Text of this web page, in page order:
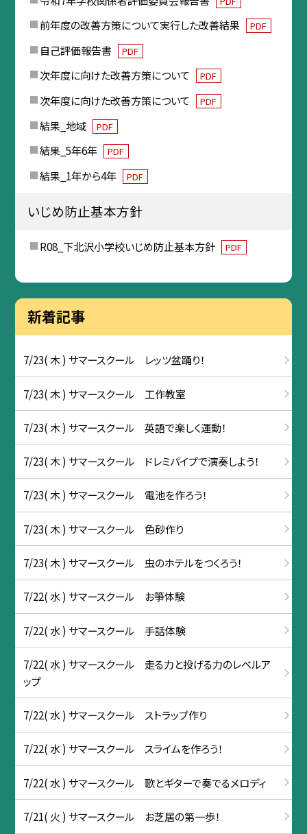
前年度の改善方策について実行した改善結果 PDF
自己評価報告書 PDF
次年度に向けた改善方策について PDF
次年度に向けた改善方策について PDF
結果_地域 PDF
結果_5年6年 PDF
結果_1年から4年 PDF
いじめ防止基本方針
R08_下北沢小学校いじめ防止基本方針 PDF
新着記事
7/23( 木 ) サマースクール レッツ盆踊り！
7/23( 木 ) サマースクール 工作教室
7/23( 木 ) サマースクール 英語で楽しく運動！
7/23( 木 ) サマースクール ドレミパイプで演奏しよう！
7/23( 木 ) サマースクール 電池を作ろう！
7/23( 木 ) サマースクール 色砂作り
7/23( 木 ) サマースクール 虫のホテルをつくろう！
7/22( 水 ) サマースクール お箏体験
7/22( 水 ) サマースクール 手話体験
7/22( 水 ) サマースクール 走る力と投げる力のレベルア
ップ
7/22( 水 ) サマースクール ストラップ作り
7/22( 水 ) サマースクール スライムを作ろう！
7/22( 水 ) サマースクール 歌とギターで奏でるメロディ
7/21( 火 ) サマースクール お芝居の第一歩！